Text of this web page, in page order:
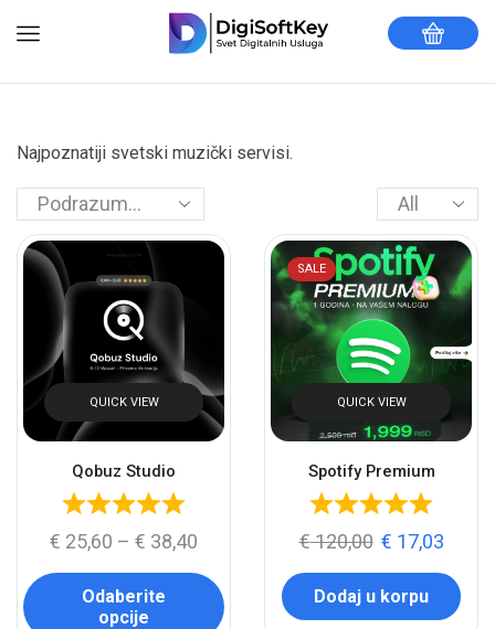
Najpoznatiji svetski muzički servisi.
QUICK VIEW
Qobuz Studio
€ 25,60 – € 38,40
Odaberite
opcije
SALE
QUICK VIEW
Spotify Premium
€120,00 € 17,03
Dodaj u korpu